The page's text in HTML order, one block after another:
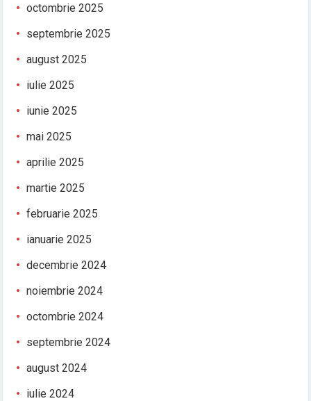
octombrie 2025
septembrie 2025
august 2025
iulie 2025
iunie 2025
mai 2025
aprilie 2025
martie 2025
februarie 2025
ianuarie 2025
decembrie 2024
noiembrie 2024
octombrie 2024
septembrie 2024
august 2024
iulie 2024